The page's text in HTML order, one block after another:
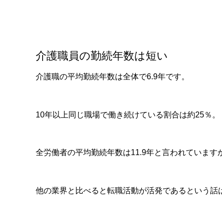
介護職員の勤続年数は短い
介護職の平均勤続年数は全体で6.9年です。
10年以上同じ職場で働き続けている割合は約25％。
全労働者の平均勤続年数は11.9年と言われています
他の業界と比べると転職活動が活発であるという話